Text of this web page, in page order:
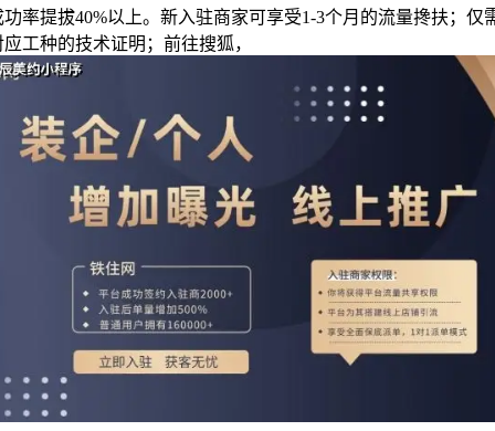
提拔40%以上。新入驻商家可享受1-3个月的流量搀扶；仅
工种的技术证明；前往搜狐，